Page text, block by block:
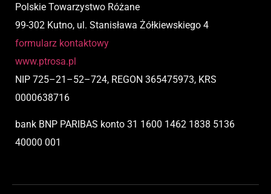
Polskie Towarzystwo Różane
99-302 Kutno, ul. Stanisława Żółkiewskiego 4
formularz kontaktowy
www.ptrosa.pl
NIP 725–21 –52–724, REGON 365475973, KRS
0000638716
bank BNP PARIBAS konto 31 1600 1462 1838 5136
40000 001